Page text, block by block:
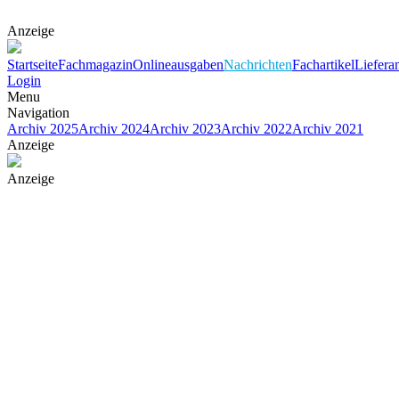
Anzeige
StartseiteFachmagazinOnlineausgabenNachrichtenFachartikel
Login
Menu
Navigation
Archiv 2025Archiv 2024Archiv 2023Archiv 2022Archiv 2021
Anzeige
Anzeige